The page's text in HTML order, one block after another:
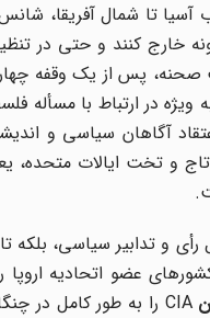
تا شمال آفریقا،
خارج کنند و حتی در
پس از یک وقفه
در ارتباط با مسأله
آگاهان سیاسی و
و تخت ایالات
رأی و تدابیر سیاسی،
عضو اتحادیه
CIA را به طور کامل در چنگال خود دارد. دونالد ترامپ، مأموری موظف به منزله یک «